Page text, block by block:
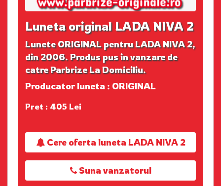
Luneta original LADA NIVA 2
Lunete ORIGINAL pentru LADA NIVA 2,
din 2006. Produs pus in vanzare de
catre Parbrize La Domiciliu.
Producator luneta : ORIGINAL
Pret : 405 Lei
Cere oferta luneta LADA NIVA 2
Suna vanzatorul